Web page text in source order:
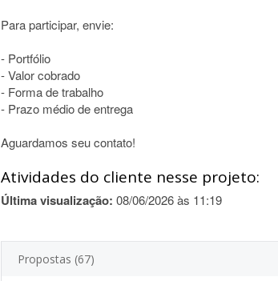
Para participar, envie:
- Portfólio
- Valor cobrado
- Forma de trabalho
- Prazo médio de entrega
Aguardamos seu contato!
Atividades do cliente nesse projeto:
Última visualização: 08/06/2026 às 11:19
Propostas (67)